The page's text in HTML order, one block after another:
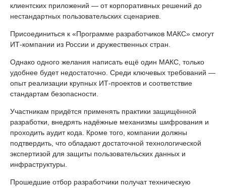
клиентских приложений — от корпоративных решений до
нестандартных пользовательских сценариев.
Присоединиться к «Программе разработчиков МАКС» смогут
ИТ-компании из России и дружественных стран.
Однако одного желания написать ещё один МАКС, только
удобнее будет недостаточно. Среди ключевых требований —
опыт реализации крупных ИТ-проектов и соответствие
стандартам безопасности.
Участникам придётся применять практики защищённой
разработки, внедрять надёжные механизмы шифрования и
проходить аудит кода. Кроме того, компании должны
подтвердить, что обладают достаточной технологической
экспертизой для защиты пользовательских данных и
инфраструктуры.
Прошедшие отбор разработчики получат техническую